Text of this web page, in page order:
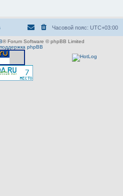
Часовой пояс: UTC+03:00
® Forum Software © phpBB Limited
phpBB